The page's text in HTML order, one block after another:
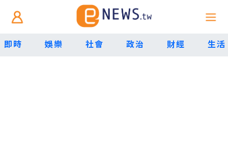
即時 娛樂 社會 政治 財經 生活